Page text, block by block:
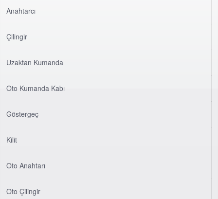
Anahtarcı
Çilingir
Uzaktan Kumanda
Oto Kumanda Kabı
Göstergeç
Kilit
Oto Anahtarı
Oto Çilingir